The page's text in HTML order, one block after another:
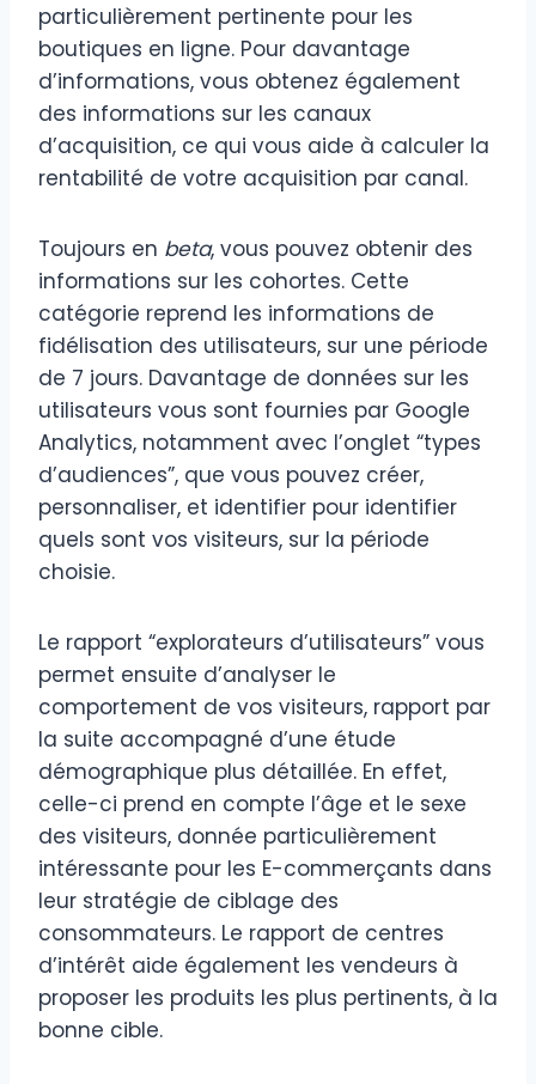
particulièrement pertinente pour les
boutiques en ligne. Pour davantage
d’informations, vous obtenez également
des informations sur les canaux
d’acquisition, ce qui vous aide à calculer la
rentabilité de votre acquisition par canal.
Toujours en beta, vous pouvez obtenir des
informations sur les cohortes. Cette
catégorie reprend les informations de
fidélisation des utilisateurs, sur une période
de 7 jours. Davantage de données sur les
utilisateurs vous sont fournies par Google
Analytics, notamment avec l’onglet “types
d’audiences”, que vous pouvez créer,
personnaliser, et identifier pour identifier
quels sont vos visiteurs, sur la période
choisie.
Le rapport “explorateurs d’utilisateurs” vous
permet ensuite d’analyser le
comportement de vos visiteurs, rapport par
la suite accompagné d’une étude
démographique plus détaillée. En effet,
celle-ci prend en compte l’âge et le sexe
des visiteurs, donnée particulièrement
intéressante pour les E-commerçants dans
leur stratégie de ciblage des
consommateurs. Le rapport de centres
d’intérêt aide également les vendeurs à
proposer les produits les plus pertinents, à la
bonne cible.